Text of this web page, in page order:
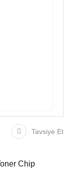
Tavsiye Et
Chip